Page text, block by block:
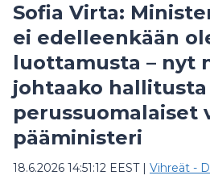
Sofia Virta:
ei edelleenkään
luottamusta – nyt
johtaako hallitusta
perussuomalaiset
pääministeri
18.6.2026 14:51:12 EEST| Vihreät -